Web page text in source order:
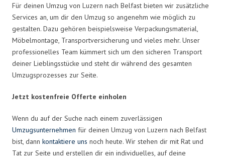
Für deinen Umzug von Luzern nach Belfast bieten wir zusätzliche
Services an, um dir den Umzug so angenehm wie möglich zu
gestalten. Dazu gehören beispielsweise Verpackungsmaterial,
Möbelmontage, Transportversicherung und vieles mehr. Unser
professionelles Team kümmert sich um den sicheren Transport
deiner Lieblingsstücke und steht dir während des gesamten
Umzugsprozesses zur Seite.
Jetzt kostenfreie Offerte einholen
Wenn du auf der Suche nach einem zuverlässigen
Umzugsunternehmen für deinen Umzug von Luzern nach Belfast
bist, dann kontaktiere uns noch heute. Wir stehen dir mit Rat und
Tat zur Seite und erstellen dir ein individuelles, auf deine